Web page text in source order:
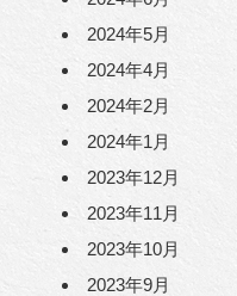
2024年5月
2024年4月
2024年2月
2024年1月
2023年12月
2023年11月
2023年10月
2023年9月